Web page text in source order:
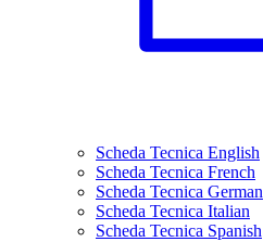
Scheda Tecnica English
Scheda Tecnica French
Scheda Tecnica German
Scheda Tecnica Italian
Scheda Tecnica Spanish